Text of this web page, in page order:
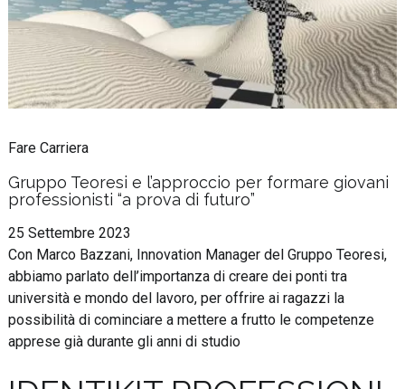
Fare Carriera
Gruppo Teoresi e l’approccio per formare giovani
professionisti “a prova di futuro”
25 Settembre 2023
Con Marco Bazzani, Innovation Manager del Gruppo Teoresi,
abbiamo parlato dell’importanza di creare dei ponti tra
università e mondo del lavoro, per offrire ai ragazzi la
possibilità di cominciare a mettere a frutto le competenze
apprese già durante gli anni di studio